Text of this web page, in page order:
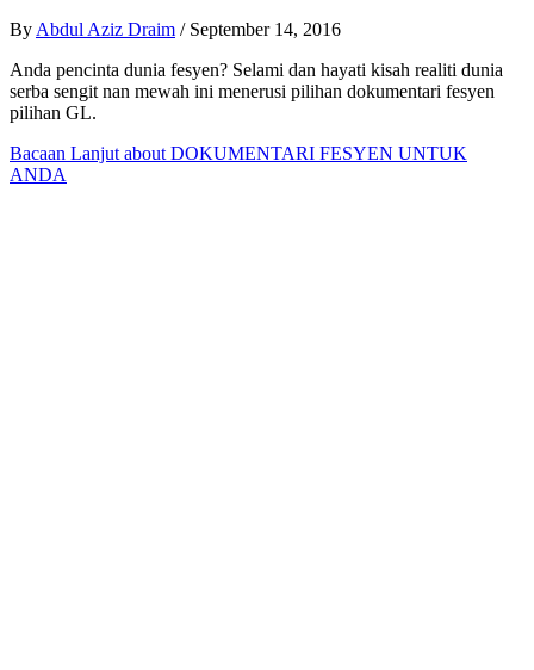
By Abdul Aziz Draim / September 14, 2016
Anda pencinta dunia fesyen? Selami dan hayati kisah realiti dunia
serba sengit nan mewah ini menerusi pilihan dokumentari fesyen
pilihan GL.
Bacaan Lanjut about DOKUMENTARI FESYEN UNTUK
ANDA